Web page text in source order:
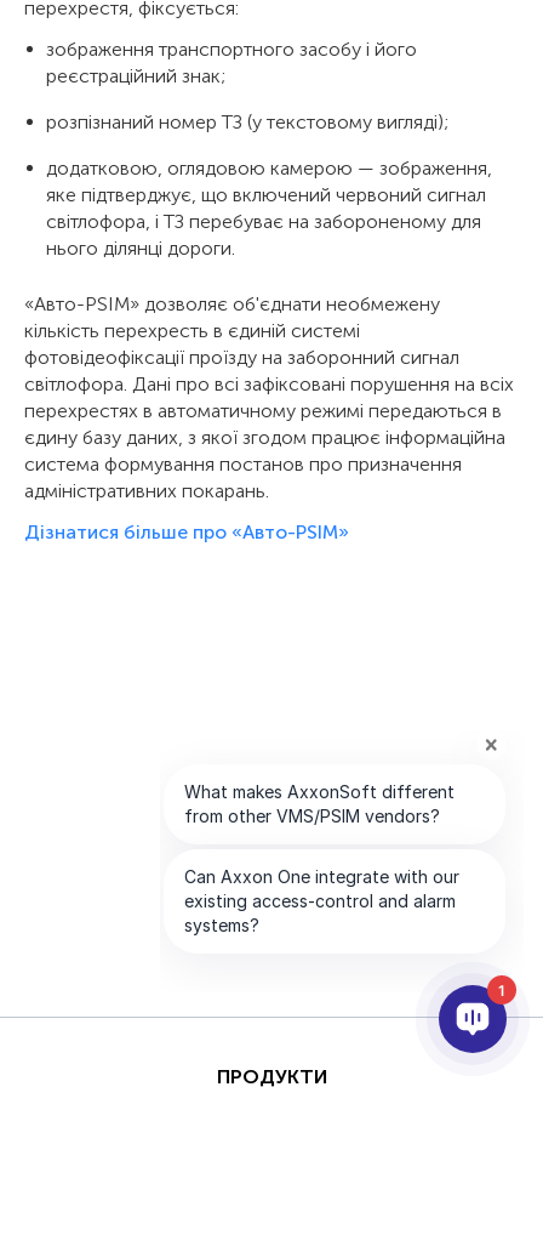
перехрестя, фіксується:
зображення транспортного засобу і його
реєстраційний знак;
розпізнаний номер ТЗ (у текстовому вигляді);
додатковою, оглядовою камерою — зображення,
яке підтверджує, що включений червоний сигнал
світлофора, і ТЗ перебуває на забороненому для
нього ділянці дороги.
«Авто-PSIM» дозволяє об'єднати необмежену
кількість перехресть в єдиній системі
фотовідеофіксації проїзду на заборонний сигнал
світлофора. Дані про всі зафіксовані порушення на всіх
перехрестях в автоматичному режимі передаються в
єдину базу даних, з якої згодом працює інформаційна
система формування постанов про призначення
адміністративних покарань.
Дізнатися більше про «Авто-PSIM»
ПРОДУКТИ
1